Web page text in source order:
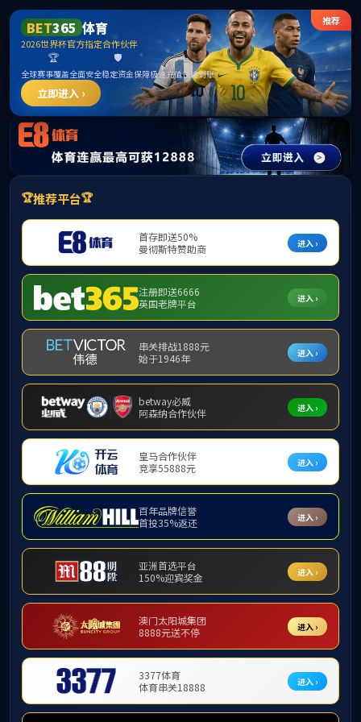
中国·yl23411(永利)集团有限公司官网主页登录-Home
国际交流 +
国际交流
留学动态
您的当前位置：首页>国际交流>留学动态
上页 1 下页